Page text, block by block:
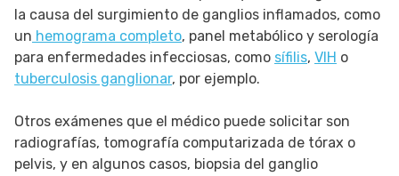
la causa del surgimiento de ganglios inflamados, como
un hemograma completo, panel metabólico y serología
para enfermedades infecciosas, como sífilis, VIH o
tuberculosis ganglionar, por ejemplo.
Otros exámenes que el médico puede solicitar son
radiografías, tomografía computarizada de tórax o
pelvis, y en algunos casos, biopsia del ganglio